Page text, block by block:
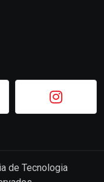
de Tecnologia